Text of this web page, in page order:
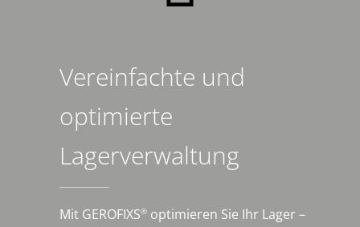
Vereinfachte und
optimierte
Lagerverwaltung
Mit GEROFIXS®optimieren Sie Ihr Lager –